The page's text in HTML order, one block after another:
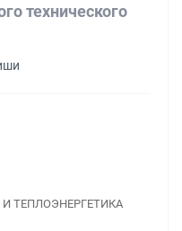
технического
И ТЕПЛОЭНЕРГЕТИКА